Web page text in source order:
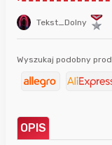
Tekst_Dolny
Wyszukaj podobny
OPIS